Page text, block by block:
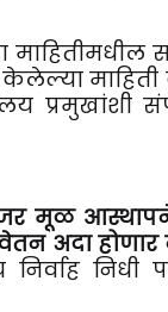
माहिती
प्रमुखांशी
जर मूळ
अदा